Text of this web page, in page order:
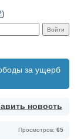
)
за ущерб
новость
Просмотров: 65